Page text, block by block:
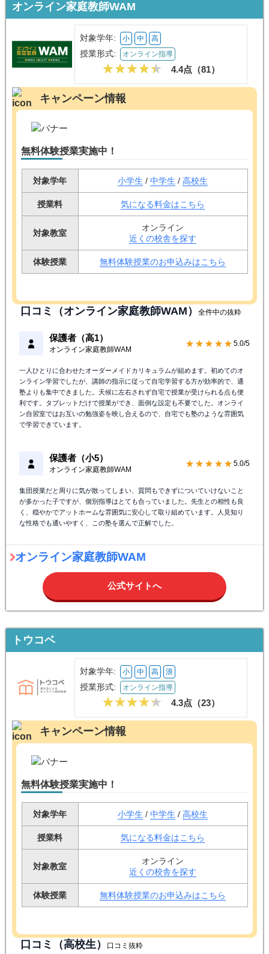
オンライン家庭教師WAM
対象学年: 小 中 高
授業形式: オンライン指導
4.4点（81）
キャンペーン情報
無料体験授業実施中！
対象学年 小学生 / 中学生 / 高校生
授業料 気になる料金はこちら
対象教室
オンライン
近くの校舎を探す
体験授業 無料体験授業のお申込みはこちら
口コミ（オンライン家庭教師WAM） 全件中の抜粋
保護者（高1）
オンライン家庭教師WAM
★★★★★ 5.0/5
一人ひとりに合わせたオーダーメイドカリキュラムが組めます。初めてのオ
ンライン学習でしたが、講師の指示に従って自宅学習する方が効率的で、通
塾よりも集中できました。天候に左右されず自宅で授業が受けられる点も便
利です。タブレットだけで授業ができ、面倒な設定も不要でした。オンライ
ン自習室ではお互いの勉強姿を映し合えるので、自宅でも塾のような雰囲気
で学習できています。
保護者（小5）
オンライン家庭教師WAM
★★★★★ 5.0/5
集団授業だと周りに気が散ってしまい、質問もできずについていけないこと
が多かった子ですが、個別指導はとても合っていました。先生との相性も良
く、穏やかでアットホームな雰囲気に安心して取り組めています。人見知り
な性格でも通いやすく、この塾を選んで正解でした。
オンライン家庭教師WAM
公式サイトへ
トウコベ
対象学年: 小 中 高 浪
授業形式: オンライン指導
4.3点（23）
キャンペーン情報
無料体験授業実施中！
対象学年 小学生 / 中学生 / 高校生
授業料 気になる料金はこちら
対象教室
オンライン
近くの校舎を探す
体験授業 無料体験授業のお申込みはこちら
口コミ（高校生） 口コミ抜粋